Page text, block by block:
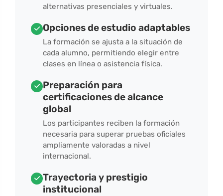
alternativas presenciales y virtuales.
Opciones de estudio adaptables
La formación se ajusta a la situación de
cada alumno, permitiendo elegir entre
clases en línea o asistencia física.
Preparación para
certificaciones de alcance
global
Los participantes reciben la formación
necesaria para superar pruebas oficiales
ampliamente valoradas a nivel
internacional.
Trayectoria y prestigio
institucional